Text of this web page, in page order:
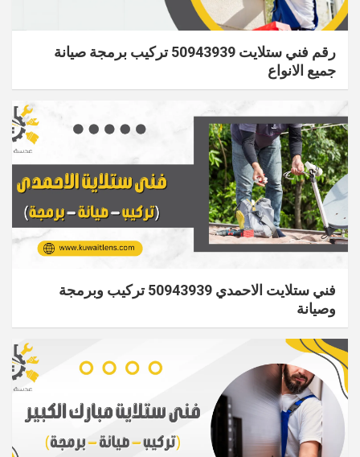
رقم فني ستلايت 50943939 تركيب برمجة صيانة
جميع الانواع
فني ستلايت الاحمدي 50943939 تركيب وبرمجة
وصيانة